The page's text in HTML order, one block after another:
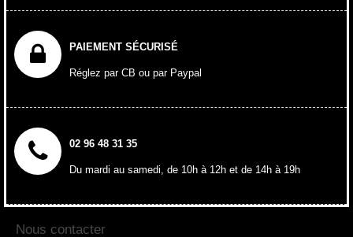
PAIEMENT SÉCURISÉ
Réglez par CB ou par Paypal
02 96 48 31 35
Du mardi au samedi, de 10h à 12h et de 14h à 19h
Nous contacter